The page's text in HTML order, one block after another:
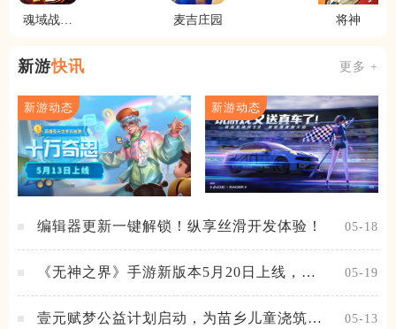
魂域战魔
麦吉庄园 将神
新游快讯 更多 +
新游动态 新游动态
编辑器更新一键解锁！纵享丝滑开发体验！ 05-18
《无神之界》手游新版本5月20日上线，女
05-19
壹元赋梦公益计划启动，为苗乡儿童浇筑梦
05-13